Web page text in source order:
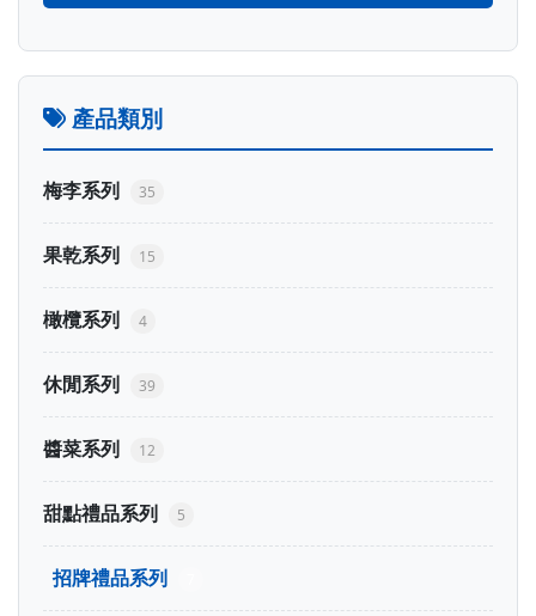
產品類別
梅李系列 35
果乾系列 15
橄欖系列 4
休閒系列 39
醬菜系列 12
甜點禮品系列 5
招牌禮品系列